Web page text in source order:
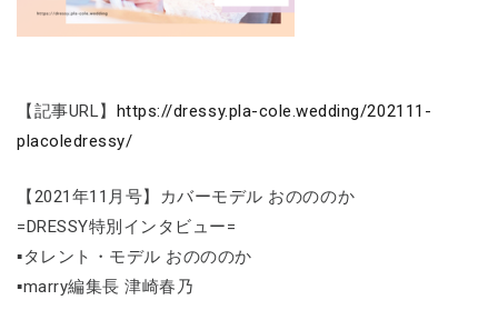
【記事URL】
https://dressy.pla-cole.wedding/202111-
placoledressy/
【2021年11月号】カバーモデル おのののか
=DRESSY特別インタビュー=
▪タレント・モデル おのののか
▪marry編集長 津崎春乃